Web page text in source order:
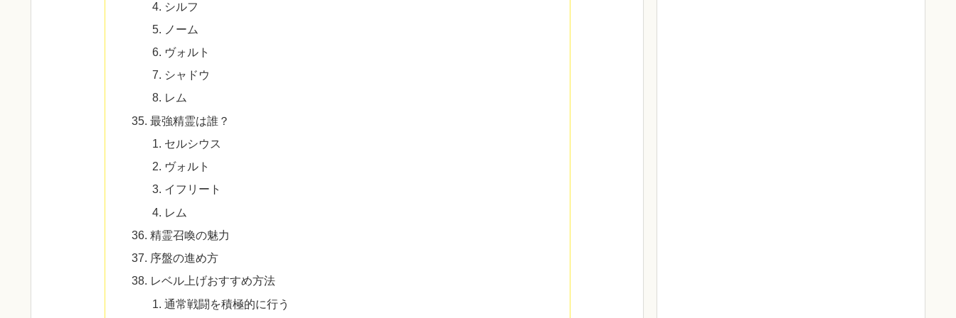
シルフ
ノーム
ヴォルト
シャドウ
レム
最強精霊は誰？
セルシウス
ヴォルト
イフリート
レム
精霊召喚の魅力
序盤の進め方
レベル上げおすすめ方法
通常戦闘を積極的に行う